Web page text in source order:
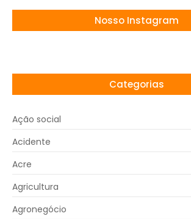
Nosso Instagram
Categorias
Ação social
Acidente
Acre
Agricultura
Agronegócio